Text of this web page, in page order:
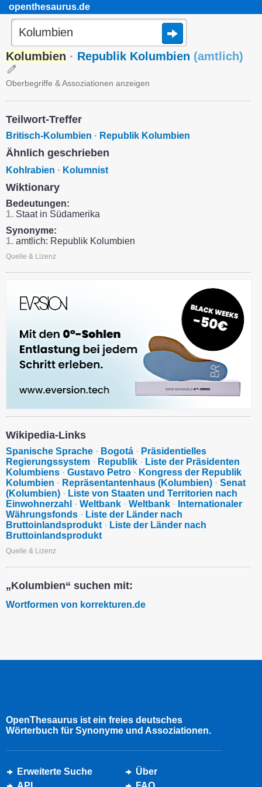
openthesaurus.de
Kolumbien · Republik Kolumbien (amtlich)
Oberbegriffe & Assoziationen anzeigen
Teilwort-Treffer
Britisch-Kolumbien · Republik Kolumbien
Ähnlich geschrieben
Kohlrabien · Kolumnist
Wiktionary
Bedeutungen:
1. Staat in Südamerika
Synonyme:
1. amtlich: Republik Kolumbien
Quelle & Lizenz
Wikipedia-Links
Spanische Sprache · Bogotá · Präsidentielles
Regierungssystem · Republik · Liste der Präsidenten
Kolumbiens · Gustavo Petro · Kongress der Republik
Kolumbien · Repräsentantenhaus (Kolumbien) · Senat
(Kolumbien) · Liste von Staaten und Territorien nach
Einwohnerzahl
· Weltbank · Weltbank · Internationaler
Währungsfonds · Liste der Länder nach
Bruttoinlandsprodukt · Liste der Länder nach
Bruttoinlandsprodukt
Quelle & Lizenz
„Kolumbien“ suchen mit:
Wortformen von korrekturen.de
OpenThesaurus ist ein freies deutsches
Wörterbuch für Synonyme und Assoziationen.
Erweiterte Suche
Über